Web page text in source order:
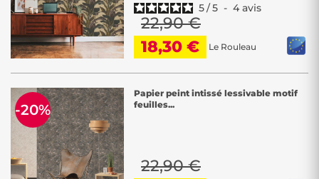
5/5 - 4 avis
22,90 €
18,30 €
Le Rouleau
Papier peint intissé lessivable motif
feuilles...
22,90 €
-20%